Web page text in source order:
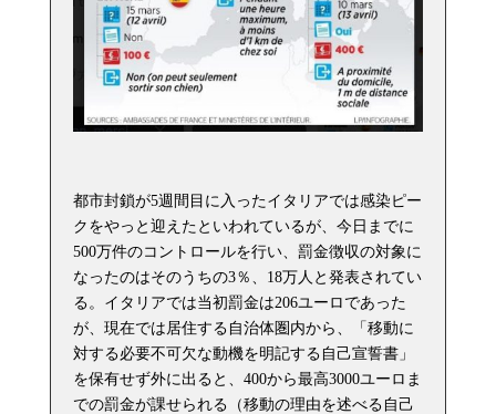
都市封鎖が5週間目に入ったイタリアでは感染ピー
クをやっと迎えたといわれているが、今日までに
500万件のコントロールを行い、罰金徴収の対象に
なったのはそのうちの3％、18万人と発表されてい
る。イタリアでは当初罰金は206ユーロであった
が、現在では居住する自治体圏内から、「移動に
対する必要不可欠な動機を明記する自己宣誓書」
を保有せず外に出ると、400から最高3000ユーロま
での罰金が課せられる（移動の理由を述べる自己